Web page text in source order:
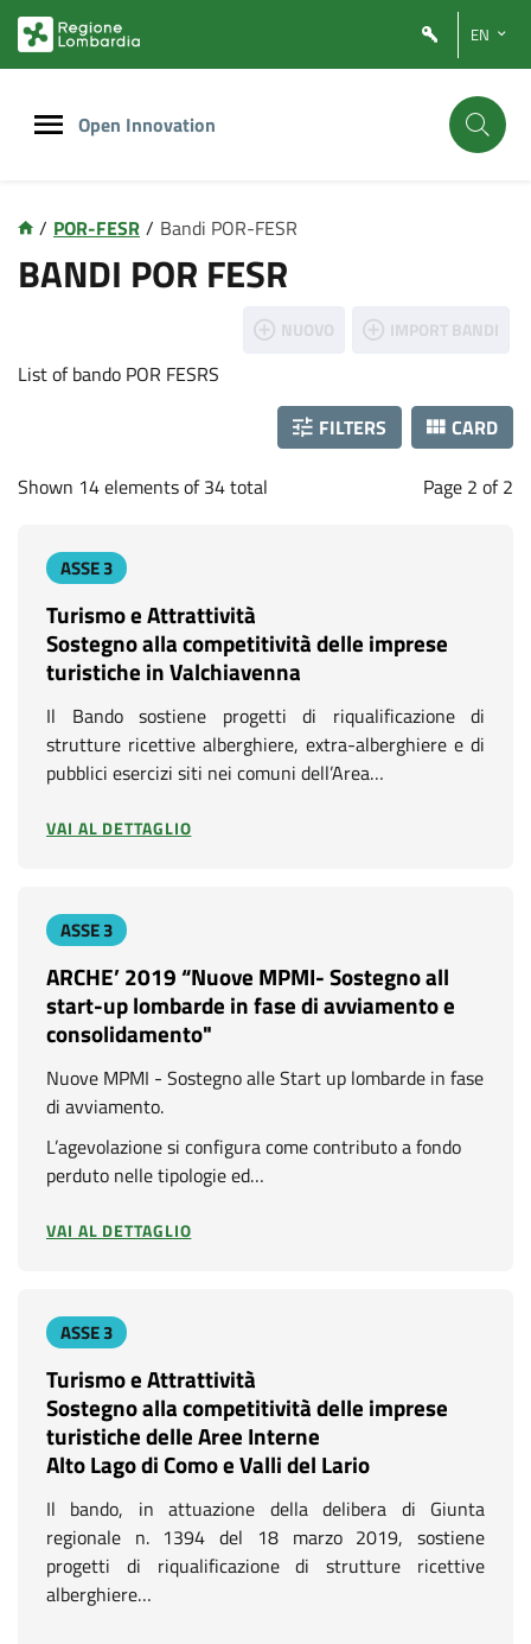
contenuto
footer
EN
Open Innovation
/ POR-FESR / Bandi POR-FESR
P
r
e
s
BANDI POR FESR
NUOVO IMPORT BANDI
List of bando POR FESRS
FILTERS
CARD
Shown 14 elements of 34 total Page 2 of 2
ASSE 3
Turismo e Attrattività
Sostegno alla competitività delle imprese
turistiche in Valchiavenna
Il Bando sostiene progetti di riqualificazione di
strutture ricettive alberghiere, extra-alberghiere e di
pubblici esercizi siti nei comuni dell’Area…
VAI AL DETTAGLIO
ASSE 3
ARCHE’ 2019 “Nuove MPMI- Sostegno all
start-up lombarde in fase di avviamento e
consolidamento"
Nuove MPMI - Sostegno alle Start up lombarde in fase
di avviamento.
L’agevolazione si configura come contributo a fondo
perduto nelle tipologie ed…
VAI AL DETTAGLIO
ASSE 3
Turismo e Attrattività
Sostegno alla competitività delle imprese
turistiche delle Aree Interne
Alto Lago di Como e Valli del Lario
Il bando, in attuazione della delibera di Giunta
regionale n. 1394 del 18 marzo 2019, sostiene
progetti di riqualificazione di strutture ricettive
alberghiere…